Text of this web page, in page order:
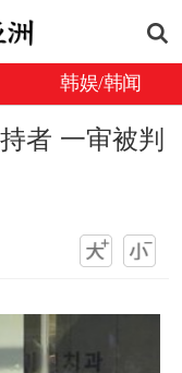
韩娱/韩闻
者 一审被判